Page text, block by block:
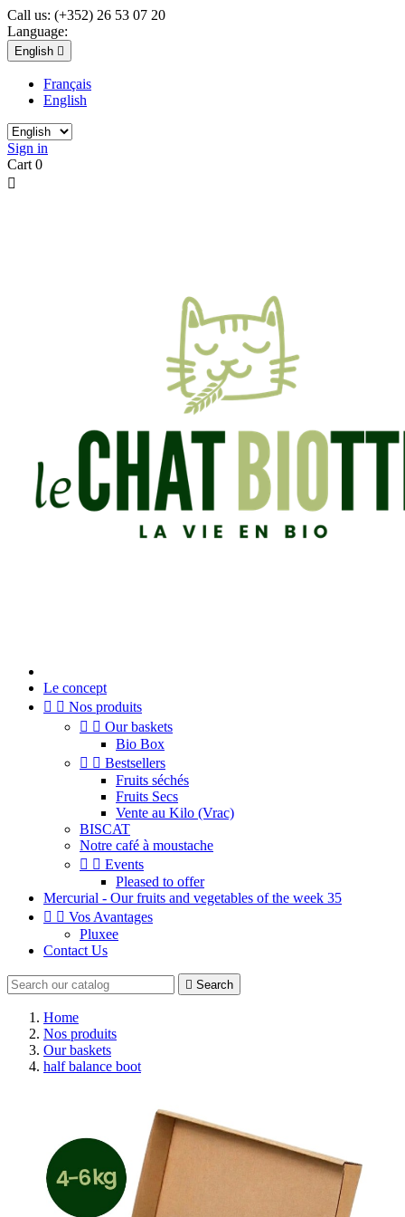
Call us: (+352) 26 53 07 20
Language:
English 
Français
English
Sign in
Cart 0

Le concept
  Nos produits
  Our baskets
Bio Box
  Bestsellers
Fruits séchés
Fruits Secs
Vente au Kilo (Vrac)
BISCAT
Notre café à moustache
  Events
Pleased to offer
Mercurial - Our fruits and vegetables of the week 35
  Vos Avantages
Pluxee
Contact Us
 Search
Home
Nos produits
Our baskets
half balance boot